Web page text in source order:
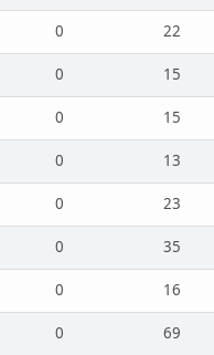
0
22
0
15
0
15
0
13
0
23
0
35
0
16
0
69